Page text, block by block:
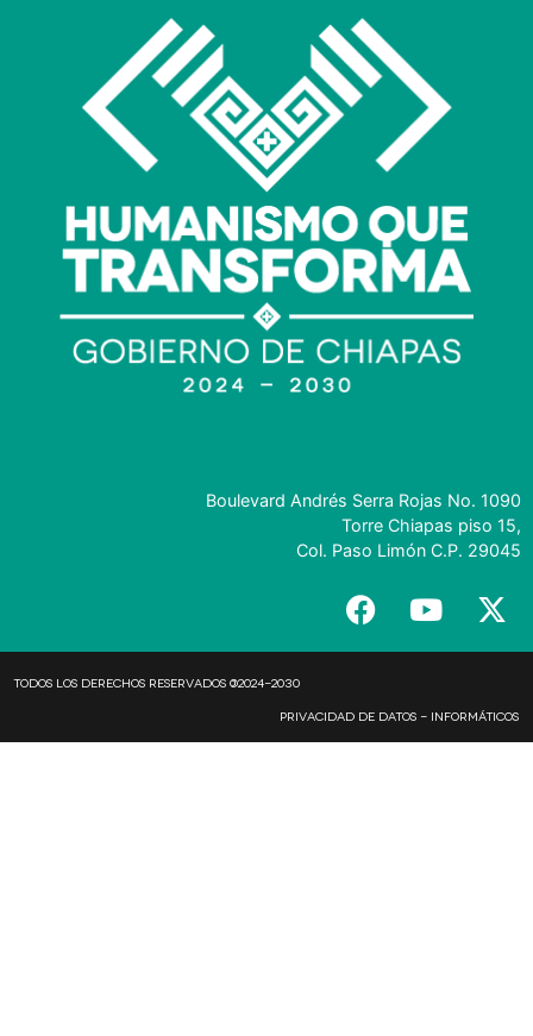
Boulevard Andrés Serra Rojas No. 1090
Torre Chiapas piso 15,
Col. Paso Limón C.P. 29045
Todos los derechos reservados @2024-2030
Privacidad de Datos - Informáticos